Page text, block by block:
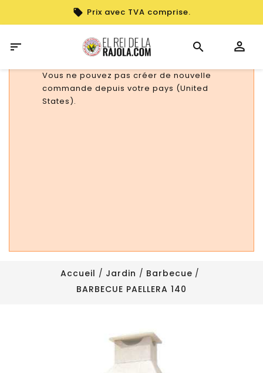
Prix avec TVA comprise.

Vous ne pouvez pas créer de nouvelle
commande depuis votre pays (United
States).
Accueil Jardin
Barbecue
BARBECUE PAELLERA 140